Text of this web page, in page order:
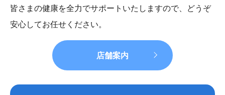
皆さまの健康を全力でサポートいたしますので、どうぞ
安心してお任せください。
店舗案内